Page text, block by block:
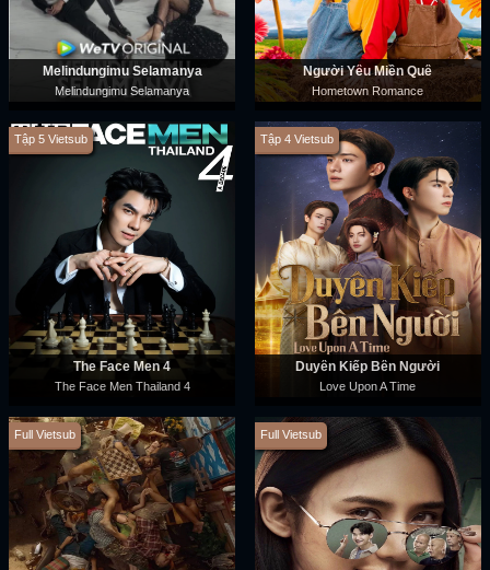
Melindungimu Selamanya
Melindungimu Selamanya
Người Yêu Miền Quê
Hometown Romance
Tập 5 Vietsub
The Face Men 4
The Face Men Thailand 4
Tập 4 Vietsub
Duyên Kiếp Bên Người
Love Upon A Time
Full Vietsub Full Vietsub